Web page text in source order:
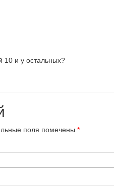
10 и у остальных?
поля помечены *